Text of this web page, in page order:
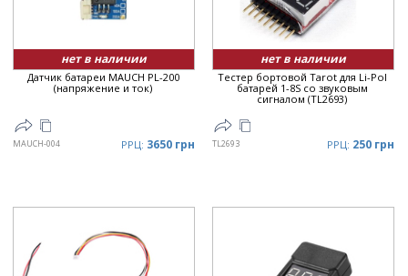
нет в наличии
Датчик батареи MAUCH PL-200
(напряжение и ток)
MAUCH-004 РРЦ: 3650 грн
нет в наличии
Тестер бортовой Tarot для Li-Pol
батарей 1-8S со звуковым
сигналом (TL2693)
TL2693 РРЦ: 250 грн